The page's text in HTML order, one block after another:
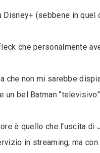
(sebbene in
che personalmente
non mi sarebbe
bel Batman
è quello che l’uscita
in streaming, ma